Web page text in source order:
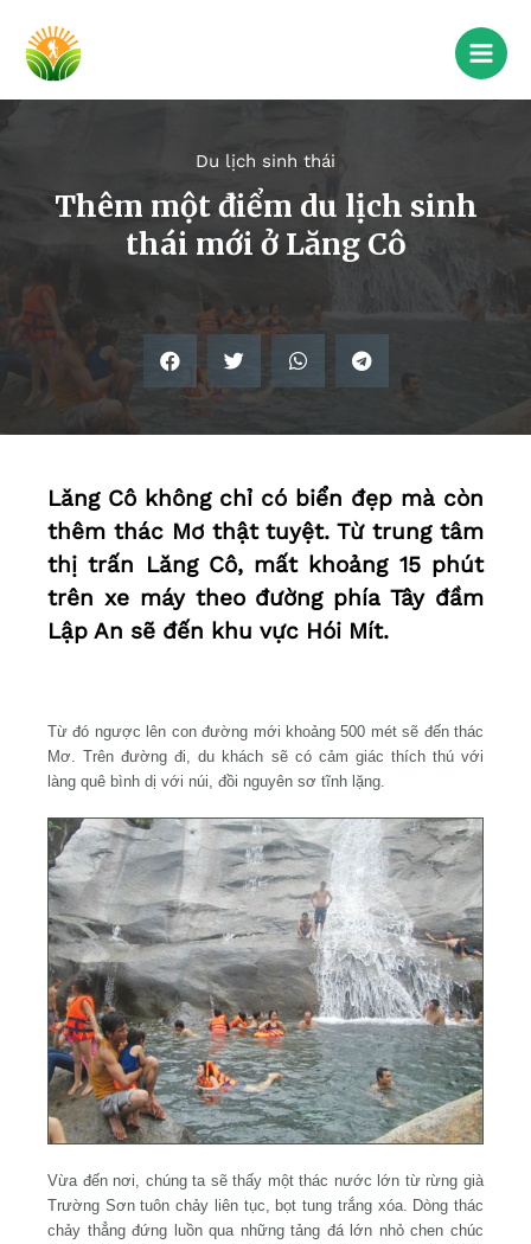
Du lịch sinh thái
Thêm một điểm du lịch sinh
thái mới ở Lăng Cô
Lăng Cô không chỉ có biển đẹp mà còn
thêm thác Mơ thật tuyệt. Từ trung tâm
thị trấn Lăng Cô, mất khoảng 15 phút
trên xe máy theo đường phía Tây đầm
Lập An sẽ đến khu vực Hói Mít.
Từ đó ngược lên con đường mới khoảng 500 mét sẽ đến thác
Mơ. Trên đường đi, du khách sẽ có cảm giác thích thú với
làng quê bình dị với núi, đồi nguyên sơ tĩnh lặng.
Vừa đến nơi, chúng ta sẽ thấy một thác nước lớn từ rừng già
Trường Sơn tuôn chảy liên tục, bọt tung trắng xóa. Dòng thác
chảy thẳng đứng luồn qua những tảng đá lớn nhỏ chen chúc